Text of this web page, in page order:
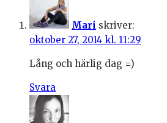
Mari skriver:
oktober 27, 2014 kl. 11:29
Lång och härlig dag =)
Svara